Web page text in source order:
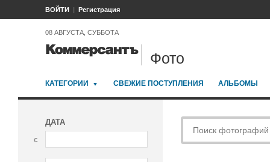
ВОЙТИ Регистрация
08 АВГУСТА, СУББОТА
Фото
КАТЕГОРИИ СВЕЖИЕ ПОСТУПЛЕНИЯ АЛЬБОМЫ
ДАТА
с